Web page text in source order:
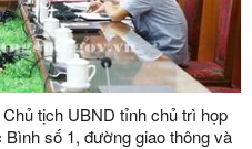
tịch UBND tỉnh chủ trì họp
số 1, đường giao thông và